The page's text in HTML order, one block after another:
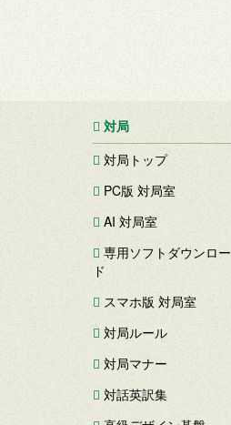
対局
対局トップ
PC版 対局室
AI 対局室
専用ソフトダウンロー
ド
スマホ版 対局室
対局ルール
対局マナー
対話英訳集